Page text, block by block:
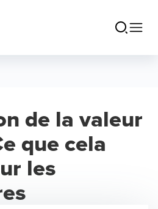
de la valeur
que cela
les